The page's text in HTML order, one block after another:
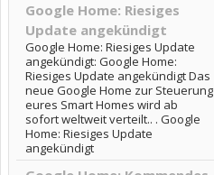
Google Home: Riesiges
Update angekündigt
Google Home: Riesiges Update
angekündigt: Google Home:
Riesiges Update angekündigt Das
neue Google Home zur Steuerung
eures Smart Homes wird ab
sofort weltweit verteilt.. . Google
Home: Riesiges Update
angekündigt